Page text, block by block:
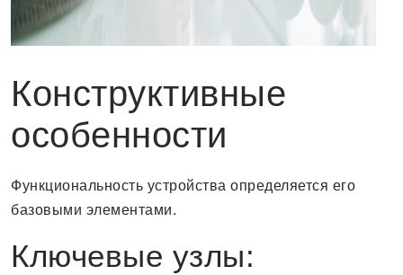
Конструктивные
особенности
Функциональность устройства определяется его
базовыми элементами.
Ключевые узлы: